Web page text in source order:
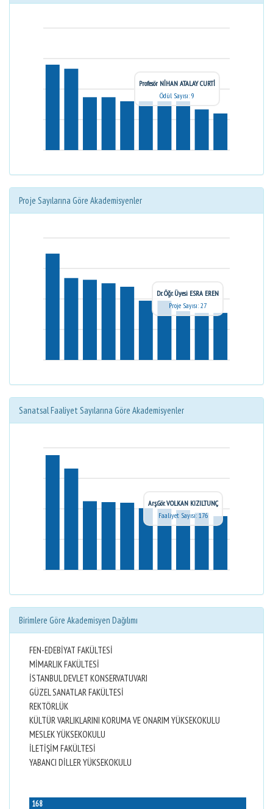
Profesör NİHAN ATALAY CURTİ
Ödül Sayısı: 9
Proje Sayılarına Göre Akademisyenler
Dr. Öğr. Üyesi ESRA EREN
Proje Sayısı: 27
Sanatsal Faaliyet Sayılarına Göre Akademisyenler
Arş.Gör. VOLKAN KIZILTUNÇ
Faaliyet Sayısı: 176
Birimlere Göre Akademisyen Dağılımı
FEN-EDEBİYAT FAKÜLTESİ
MİMARLIK FAKÜLTESİ
İSTANBUL DEVLET KONSERVATUVARI
GÜZEL SANATLAR FAKÜLTESİ
REKTÖRLÜK
KÜLTÜR VARLIKLARINI KORUMA VE ONARIM YÜKSEKOKULU
MESLEK YÜKSEKOKULU
İLETİŞİM FAKÜLTESİ
YABANCI DİLLER YÜKSEKOKULU
168